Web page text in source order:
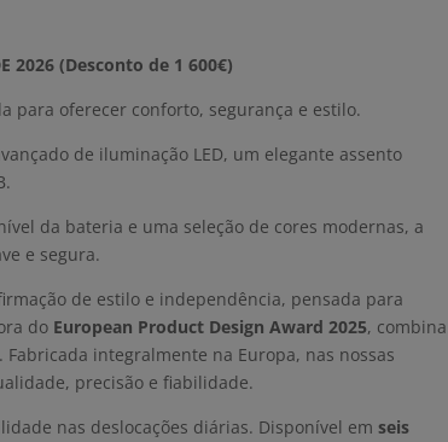
2026 (Desconto de 1 600€)
para oferecer conforto, segurança e estilo.
de iluminação LED, um elegante assento
da bateria e uma seleção de cores modernas, a
e segura.
de estilo e independência, pensada para
do European Product Design Award 2025, combina
integralmente na Europa, nas nossas
precisão e fiabilidade.
nas deslocações diárias. Disponível emseis